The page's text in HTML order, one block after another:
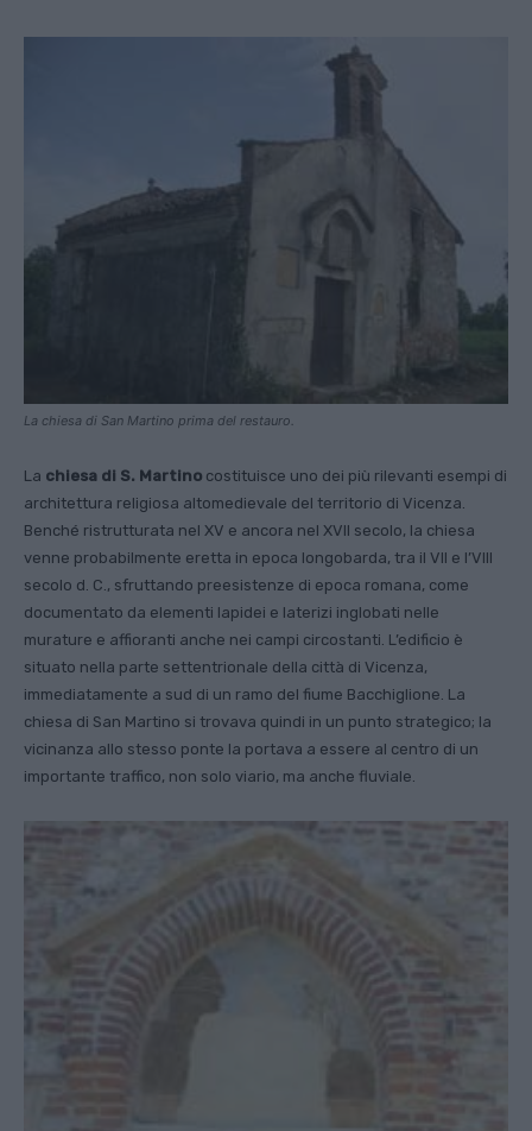
La chiesa di San Martino prima del restauro.
La chiesa di S. Martino costituisce uno dei più rilevanti esempi di
architettura religiosa altomedievale del territorio di Vicenza.
Benché ristrutturata nel XV e ancora nel XVII secolo, la chiesa
venne probabilmente eretta in epoca longobarda, tra il VII e l’VIII
secolo d. C., sfruttando preesistenze di epoca romana, come
documentato da elementi lapidei e laterizi inglobati nelle
murature e affioranti anche nei campi circostanti. L’edificio è
situato nella parte settentrionale della città di Vicenza,
immediatamente a sud di un ramo del fiume Bacchiglione. La
chiesa di San Martino si trovava quindi in un punto strategico; la
vicinanza allo stesso ponte la portava a essere al centro di un
importante traffico, non solo viario, ma anche fluviale.